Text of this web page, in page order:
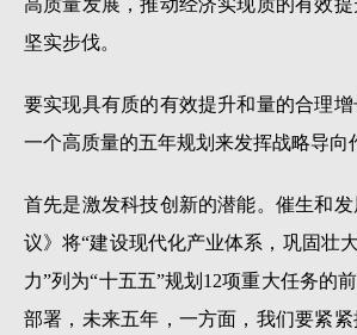
高质量发展，推动经济实现质的有效
坚实步伐。
要实现具有质的有效提升和量的合理
一个高质量的五年规划来发挥战略导
首先是激发科技创新的潜能。催生和
议》将“建设现代化产业体系，巩固壮
力”列为“十五五”规划12项重大任务的
部署，未来五年，一方面，我们要紧